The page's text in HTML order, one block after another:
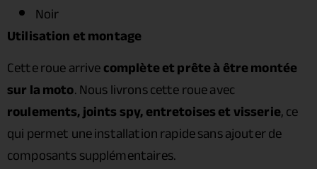
Noir
Utilisation et montage
Cette roue arrivecomplète et prête à être montée
sur la moto. Nous livrons cette roue avec
roulements, joints spy, entretoises et visserie, ce
qui permet une installation rapide sans ajouter de
composants supplémentaires.